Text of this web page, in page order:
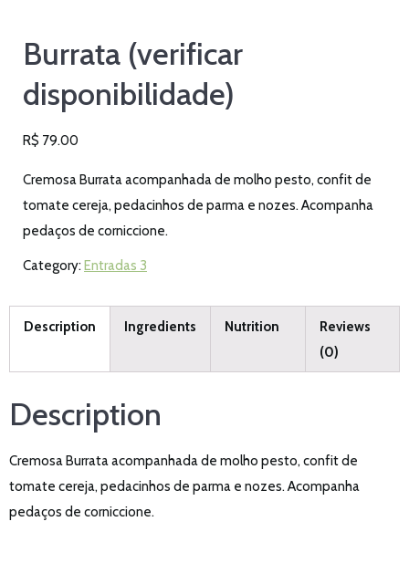
Burrata (verificar
disponibilidade)
R$ 79.00
Cremosa Burrata acompanhada de molho pesto, confit de
tomate cereja, pedacinhos de parma e nozes. Acompanha
pedaços de corniccione.
Category: Entradas 3
Description Ingredients Nutrition
Reviews
(0)
Description
Cremosa Burrata acompanhada de molho pesto, confit de
tomate cereja, pedacinhos de parma e nozes. Acompanha
pedaços de corniccione.